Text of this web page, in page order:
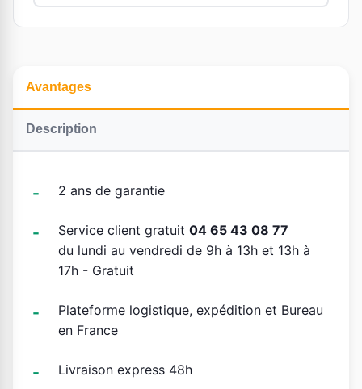
Avantages
Description
2 ans de garantie
Service client gratuit 04 65 43 08 77
du lundi au vendredi de 9h à 13h et 13h à
17h - Gratuit
Plateforme logistique, expédition et Bureau
en France
Livraison express 48h